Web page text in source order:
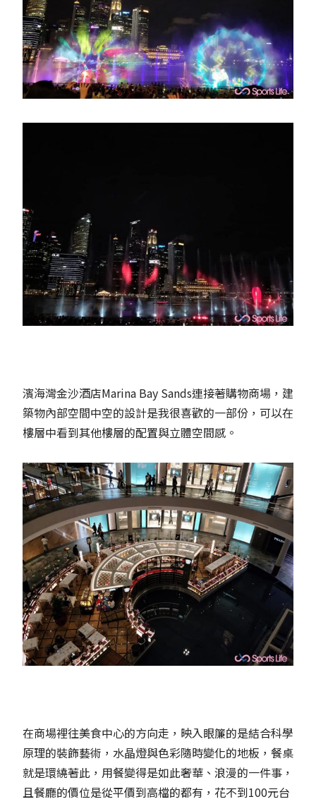
濱海灣金沙酒店Marina Bay Sands連接著購物商場，建
築物內部空間中空的設計是我很喜歡的一部份，可以在
樓層中看到其他樓層的配置與立體空間感。
在商場裡往美食中心的方向走，映入眼簾的是結合科學
原理的裝飾藝術，水晶燈與色彩隨時變化的地板，餐桌
就是環繞著此，用餐變得是如此奢華、浪漫的一件事，
且餐廳的價位是從平價到高檔的都有，花不到100元台